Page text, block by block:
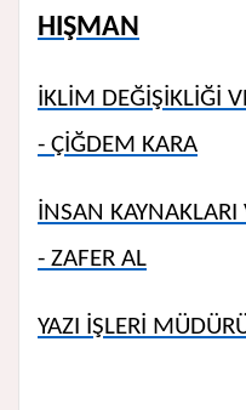
HIŞMAN
İKLİM DEĞİŞİKLİĞİ
- ÇİĞDEM KARA
İNSAN
- ZAFER AL
YAZI İŞLERİ